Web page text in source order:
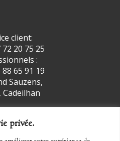
privée.
client:
72 20 75 25
:
88 65 91 19
Sauzens,
Cadeilhan
insta